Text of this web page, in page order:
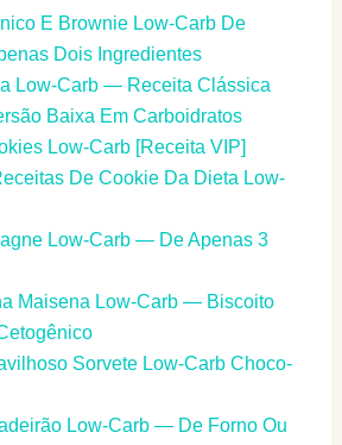
E Brownie Low-Carb De
Dois Ingredientes
Low-Carb — Receita Clássica
Baixa Em Carboidratos
Low-Carb [Receita VIP]
De Cookie Da Dieta Low-
Low-Carb — De Apenas 3
Maisena Low-Carb — Biscoito
Sorvete Low-Carb Choco-
Low-Carb — De Forno Ou